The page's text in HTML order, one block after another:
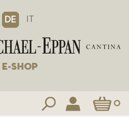
DE IT
E-SHOP
Mein 0